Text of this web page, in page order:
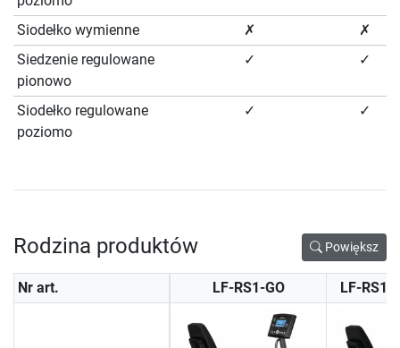
Siodełko wymienne
✗
✗
Siedzenie regulowane
pionowo
✓ ✓
Siodełko regulowane
poziomo
✓ ✓
Rodzina produktów Powiększ
Nr art. LF-RS1-GO LF-RS1-